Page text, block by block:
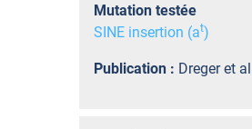
Mutation testée
SINE insertion (at)
Publication : Dreger et